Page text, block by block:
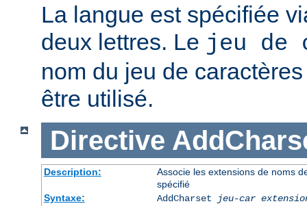
La langue est spécifiée
deux lettres. Le jeu de
nom du jeu de
être utilisé.
Directive
Description:
Associe les extensions de noms
spécifié
Syntaxe:
AddCharset jeu-car